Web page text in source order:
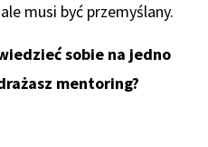
musi być przemyślany.
sobie na jedno
mentoring?